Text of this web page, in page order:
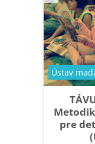
pre
Kategória